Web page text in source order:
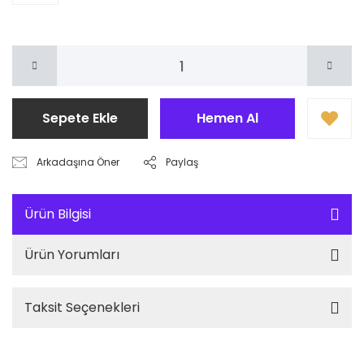
Sepete Ekle Hemen Al
Arkadaşına Öner Paylaş
Ürün Bilgisi
Ürün Yorumları
Taksit Seçenekleri